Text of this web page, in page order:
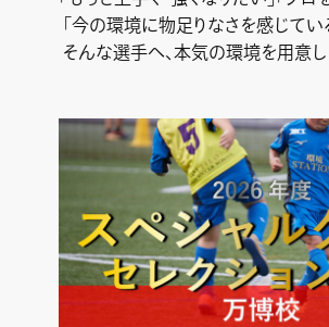
「今の環境に物足りなさを感じてい
そんな選手へ、本気の環境を用意し